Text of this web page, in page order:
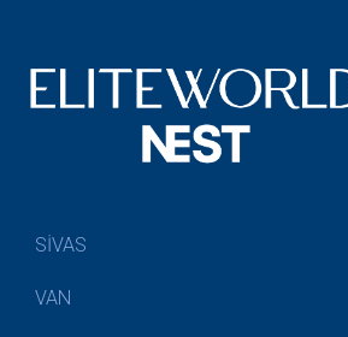
SİVAS
VAN